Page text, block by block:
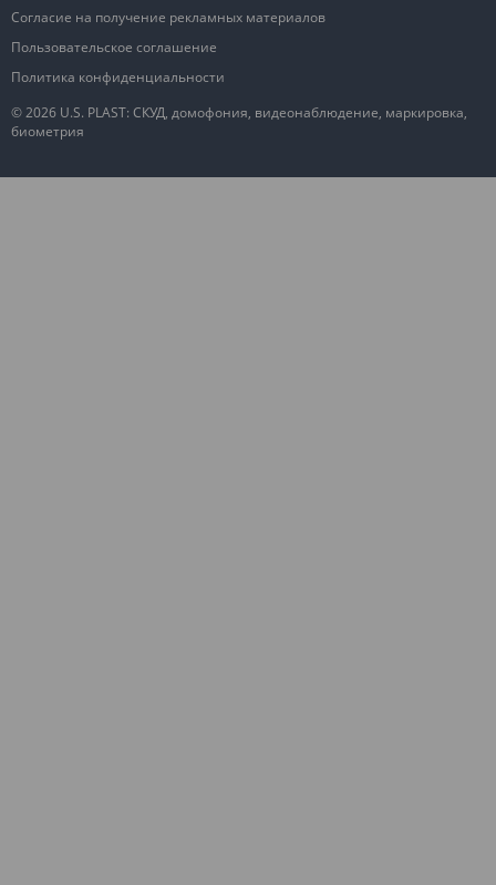
© 2026 U.S. PLAST: СКУД, домофония, видеонаблюдение, маркировка,
биометрия
Согласие на получение рекламных материалов
Пользовательское соглашение
Политика конфиденциальности